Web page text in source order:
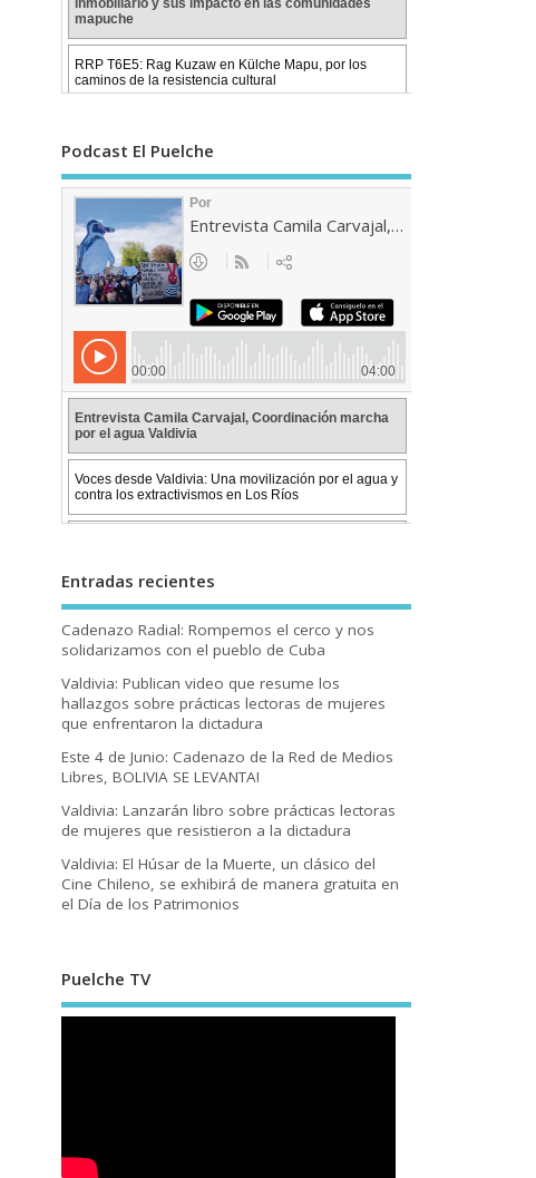
Podcast El Puelche
Entradas recientes
Cadenazo Radial: Rompemos el cerco y nos
solidarizamos con el pueblo de Cuba
Valdivia: Publican video que resume los
hallazgos sobre prácticas lectoras de mujeres
que enfrentaron la dictadura
Este 4 de Junio: Cadenazo de la Red de Medios
Libres, BOLIVIA SE LEVANTA!
Valdivia: Lanzarán libro sobre prácticas lectoras
de mujeres que resistieron a la dictadura
Valdivia: El Húsar de la Muerte, un clásico del
Cine Chileno, se exhibirá de manera gratuita en
el Día de los Patrimonios
Puelche TV